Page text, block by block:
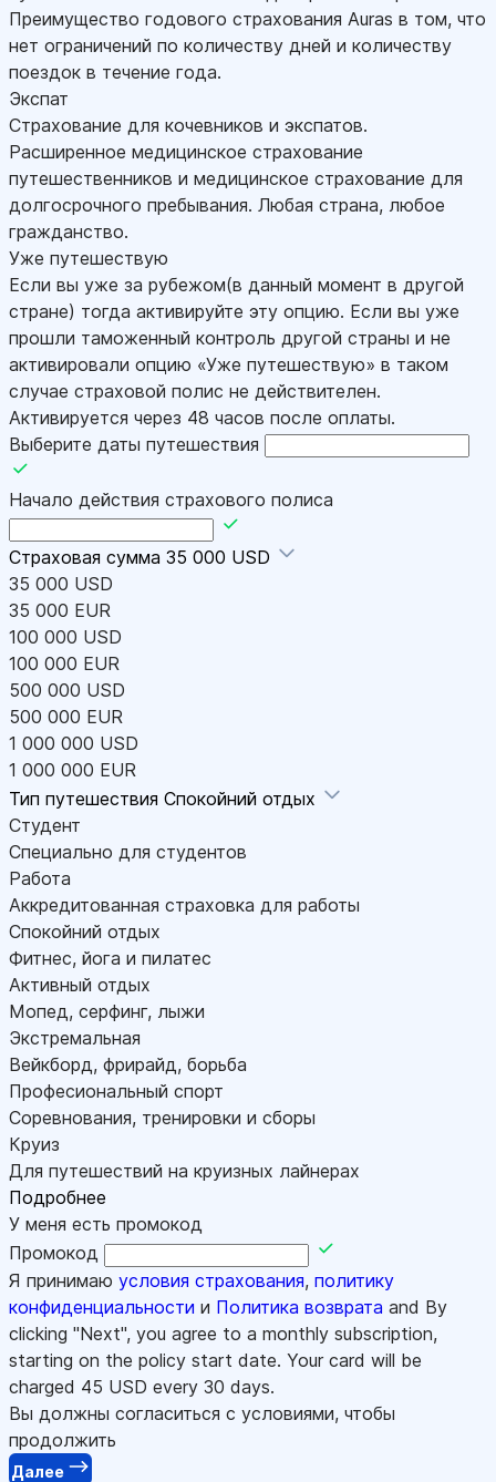
Преимущество годового страхования Auras в том, что
нет ограничений по количеству дней и количеству
поездок в течение года.
Экспат
Страхование для кочевников и экспатов.
Расширенное медицинское страхование
путешественников и медицинское страхование для
долгосрочного пребывания. Любая страна, любое
гражданство.
Уже путешествую
Если вы уже за рубежом(в данный момент в другой
стране) тогда активируйте эту опцию. Если вы уже
прошли таможенный контроль другой страны и не
активировали опцию «Уже путешествую» в таком
случае страховой полис не действителен.
Активируется через 48 часов после оплаты.
Выберите даты путешествия
Начало действия страхового полиса
Страховая сумма 35 000 USD
35 000 USD
35 000 EUR
100 000 USD
100 000 EUR
500 000 USD
500 000 EUR
1 000 000 USD
1 000 000 EUR
Тип путешествия Спокойний отдых
Студент
Специально для студентов
Работа
Аккредитованная страховка для работы
Спокойний отдых
Фитнес, йога и пилатес
Активный отдых
Мопед, серфинг, лыжи
Экстремальная
Вейкборд, фрирайд, борьба
Професиональный спорт
Соревнования, тренировки и сборы
Круиз
Для путешествий на круизных лайнерах
Подробнее
У меня есть промокод
Промокод
Я принимаю условия страхования, политику
конфиденциальности и Политика возврата and By
clicking "Next", you agree to a monthly subscription,
starting on the policy start date. Your card will be
charged 45 USD every 30 days.
Вы должны согласиться с условиями, чтобы
продолжить
Далее